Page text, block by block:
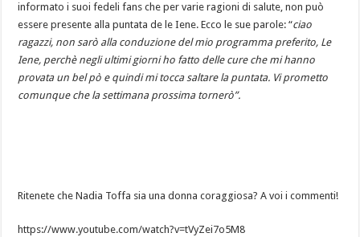
informato i suoi fedeli fans che per varie ragioni di salute, non può
essere presente alla puntata de le Iene. Ecco le sue parole: “ciao
ragazzi, non sarò alla conduzione del mio programma preferito, Le
Iene, perchè negli ultimi giorni ho fatto delle cure che mi hanno
provata un bel pò e quindi mi tocca saltare la puntata. Vi prometto
comunque che la settimana prossima tornerò”.
Ritenete che Nadia Toffa sia una donna coraggiosa? A voi i commenti!
https://www.youtube.com/watch?v=tVyZei7o5M8